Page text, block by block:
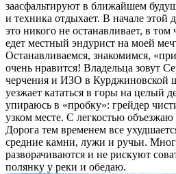
заасфальтируют в ближайшем
и техника отдыхает. В начале этой
это никого не останавливает, в
едет местный эндурист на моей
Останавливаемся, знакомимся,
очень нравится! Владельца зовут
черчения и ИЗО в Курджиновской
уезжает кататься в горы на целый
упираюсь в «пробку»: грейдер
узком месте. С легкостью
Дорога тем временем все
средние камни, лужи и ручьи.
разворачиваются и не рискуют
полянку у реки и обедаю.